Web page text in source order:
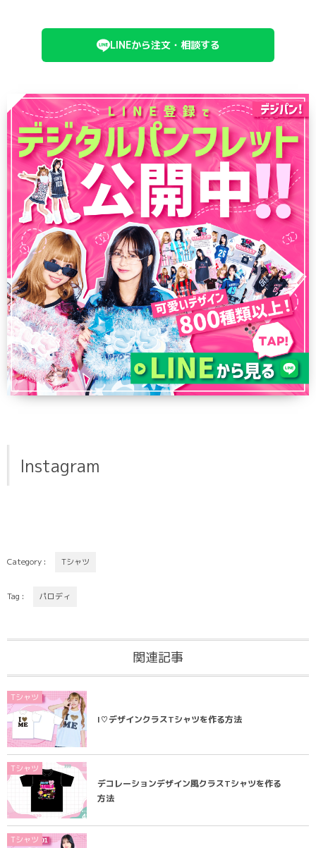
LINEから注文・相談する
Instagram
Category : Tシャツ
Tag : パロディ
関連記事
Tシャツ
I♡デザインクラスTシャツを作る方法
Tシャツ
デコレーションデザイン風クラスTシャツを作る
方法
Tシャツ